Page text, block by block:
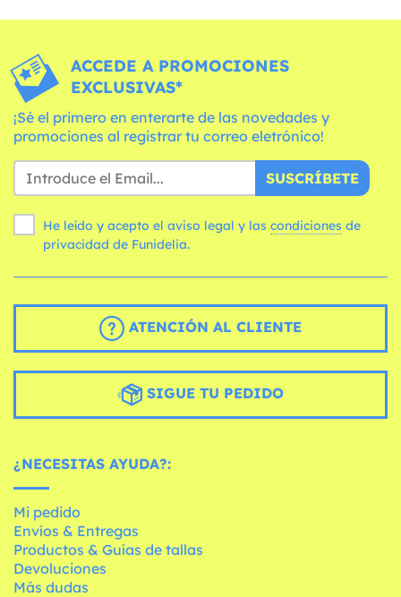
ACCEDE A PROMOCIONES
EXCLUSIVAS*
¡Sé el primero en enterarte de las novedades y
promociones al registrar tu correo eletrónico!
SUSCRÍBETE
He leído y acepto el aviso legal y las condiciones
privacidad de Funidelia.
ATENCIÓN AL CLIENTE
SIGUE TU PEDIDO
¿NECESITAS AYUDA?:
Mi pedido
Envíos & Entregas
Productos & Guías de tallas
Devoluciones
Más dudas